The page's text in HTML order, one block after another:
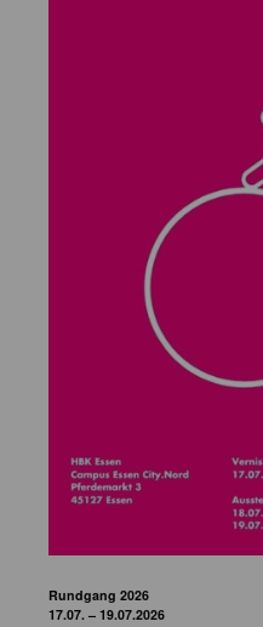
Rundgang 2026
17.07. – 19.07.2026